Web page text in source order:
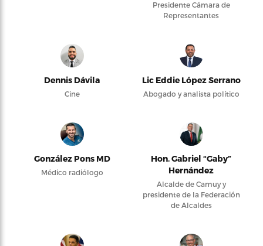
Presidente Cámara de
Representantes
Dennis Dávila
Cine
Lic Eddie López Serrano
Abogado y analista político
González Pons MD
Médico radiólogo
Hon. Gabriel “Gaby”
Hernández
Alcalde de Camuy y
presidente de la Federación
de Alcaldes